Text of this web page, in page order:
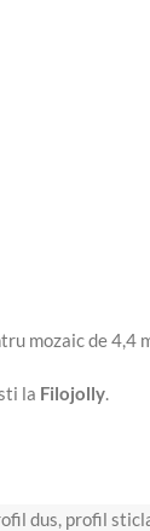
la Filojolly.
dus, profil